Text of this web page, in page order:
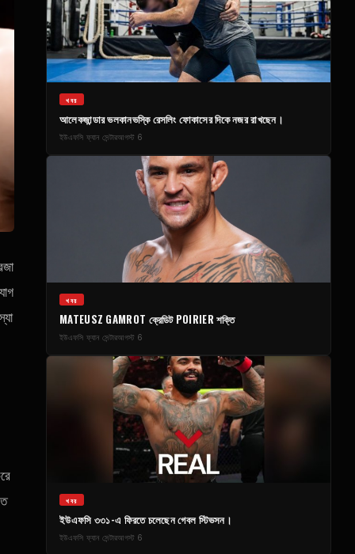
খবর
আলেকজান্ডার ভলকানভস্কি রেসলিং ফোকাসের দিকে নজর রাখছেন।
ইউএফসি ফ্যান সেন্টারআগস্ট 6
খবর
MATEUSZ GAMROT ক্রেডিট POIRIER শক্তি
ইউএফসি ফ্যান সেন্টারআগস্ট 6
খবর
ইউএফসি ৩৩১-এ ফিরতে চলেছেন গেবল স্টিভসন।
ইউএফসি ফ্যান সেন্টারআগস্ট 6